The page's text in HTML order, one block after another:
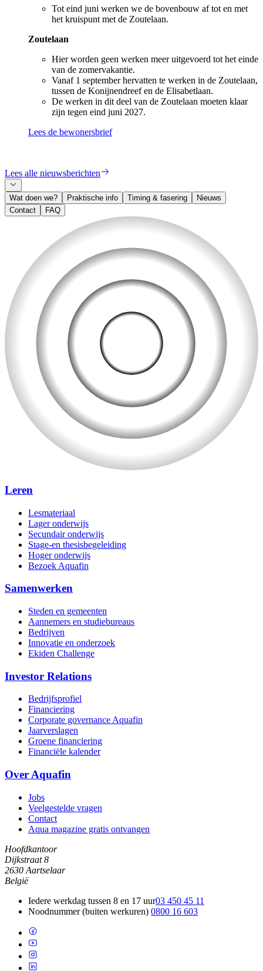
Tot eind juni werken we de bovenbouw af tot en met
het kruispunt met de Zoutelaan.
Zoutelaan
Hier worden geen werken meer uitgevoerd tot het einde
van de zomervakantie.
Vanaf 1 september hervatten te werken in de Zoutelaan,
tussen de Konijnendreef en de Elisabetlaan.
De werken in dit deel van de Zoutelaan moeten klaar
zijn tegen eind juni 2027.
Lees de bewonersbrief
Lees alle nieuwsberichten
Wat doen we? Praktische info Timing & fasering
Nieuws
Contact
FAQ
Leren
Lesmateriaal
Lager onderwijs
Secundair onderwijs
Stage-en thesisbegeleiding
Hoger onderwijs
Bezoek Aquafin
Samenwerken
Steden en gemeenten
Aannemers en studiebureaus
Bedrijven
Innovatie en onderzoek
Ekiden Challenge
Investor Relations
Bedrijfsprofiel
Financiering
Corporate governance Aquafin
Jaarverslagen
Groene financiering
Financiële kalender
Over Aquafin
Jobs
Veelgestelde vragen
Contact
Aqua magazine gratis ontvangen
Hoofdkantoor
Dijkstraat 8
2630 Aartselaar
België
Iedere werkdag tussen 8 en 17 uur03 450 45 11
Noodnummer (buiten werkuren) 0800 16 603